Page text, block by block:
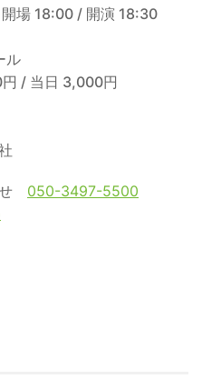
場 18:00 / 開演 18:30
ル
/ 当日 3,000円
せ 050-3497-5500